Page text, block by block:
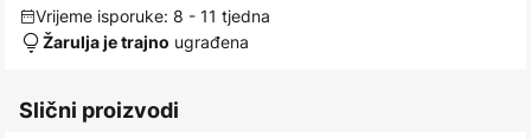
Vrijeme isporuke: 8 - 11 tjedna
Žarulja je trajno ugrađena
Slični proizvodi